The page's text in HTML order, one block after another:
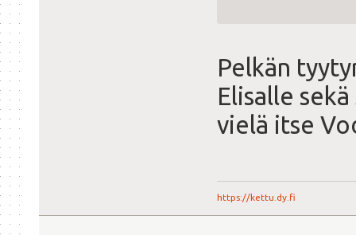
Pelkän
Elisalle
vielä itse
https://kettu.dy.fi